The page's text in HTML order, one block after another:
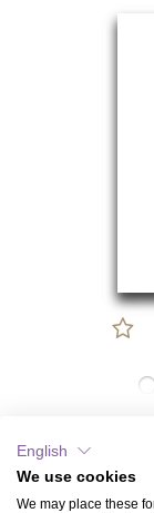
English
We use cookies
We may place these